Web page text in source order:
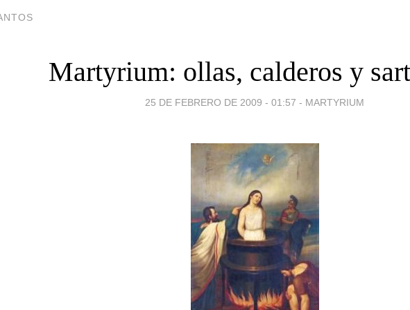
Martyrium: ollas, calderos y
25 DE FEBRERO DE 2009 - 01:57 - MARTYRIUM